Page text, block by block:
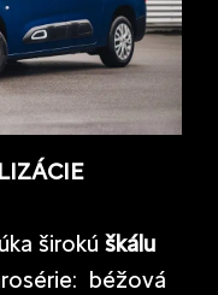
širokú škálu
béžová